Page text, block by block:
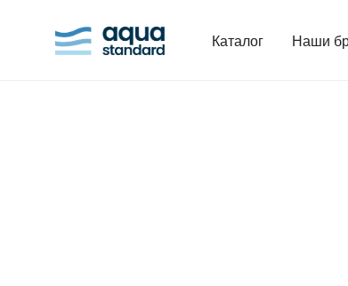
Каталог Наши